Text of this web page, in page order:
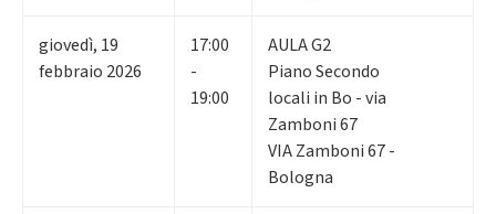
giovedì, 19
febbraio 2026
17:00
-
19:00
AULA G2
Piano Secondo
locali in Bo - via
Zamboni 67
VIA Zamboni 67 -
Bologna